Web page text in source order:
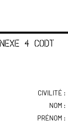
4 CODT
CIVILITÉ :
NOM :
PRÉNOM :